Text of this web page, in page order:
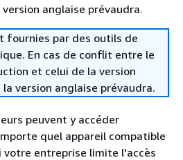
anglaise prévaudra.
fournies par des outils de
En cas de conflit entre le
et celui de la version
version anglaise prévaudra.
peuvent y accéder
quel appareil compatible
votre entreprise limite l'accès